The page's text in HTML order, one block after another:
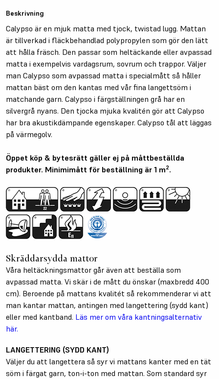
Beskrivning
Calypso är en mjuk matta med tjock, twistad lugg. Mattan
är tillverkad i fläckbehandlad polypropylen som gör den lätt
att hålla fräsch. Den passar som heltäckande eller avpassad
matta i exempelvis vardagsrum, sovrum och trappor. Väljer
man Calypso som avpassad matta i specialmått så håller
mattan bäst om den kantas med vår fina langettsöm i
matchande garn. Calypso i färgställningen grå har en
silvergrå nyans. Den tjocka mjuka kvalitén gör att Calypso
har bra akustikdämpande egenskaper. Calypso tål att läggas
på värmegolv.
Öppet köp & bytesrätt gäller ej på måttbeställda
produkter. Minimimått för beställning är 1 m2.
Skräddarsydda mattor
Våra heltäckningsmattor går även att beställa som
avpassad matta. Vi skär i de mått du önskar (maxbredd 400
cm). Beroende på mattans kvalitét så rekommenderar vi att
man kantar mattan, antingen med langettering (sydd kant)
eller med kantband. Läs mer om våra kantningsalternativ
här.
LANGETTERING (SYDD KANT)
Väljer du att langettera så syr vi mattans kanter med en tät
söm i färgat garn, ton-i-ton med mattan. Som standard syr